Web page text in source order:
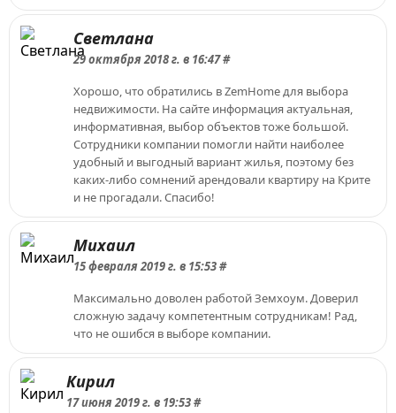
Светлана
29 октября 2018 г. в 16:47 #
Хорошо, что обратились в ZemHome для выбора
недвижимости. На сайте информация актуальная,
информативная, выбор объектов тоже большой.
Сотрудники компании помогли найти наиболее
удобный и выгодный вариант жилья, поэтому без
каких-либо сомнений арендовали квартиру на Крите
и не прогадали. Спасибо!
Михаил
15 февраля 2019 г. в 15:53 #
Максимально доволен работой Земхоум. Доверил
сложную задачу компетентным сотрудникам! Рад,
что не ошибся в выборе компании.
Кирил
17 июня 2019 г. в 19:53 #